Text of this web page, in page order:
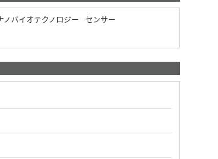
ノバイオテクノロジー
センサー